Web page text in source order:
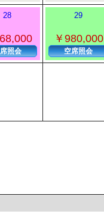
28
照会
29
￥980,000
空席照会